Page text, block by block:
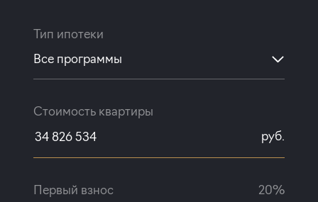
Тип ипотеки
Все программы
Стоимость квартиры
руб.
Первый взнос
20%